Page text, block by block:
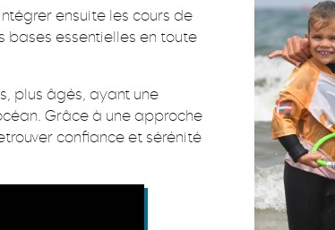
ensuite les cours de
bases essentielles en toute
plus âgés, ayant une
Grâce à une approche
confiance et sérénité